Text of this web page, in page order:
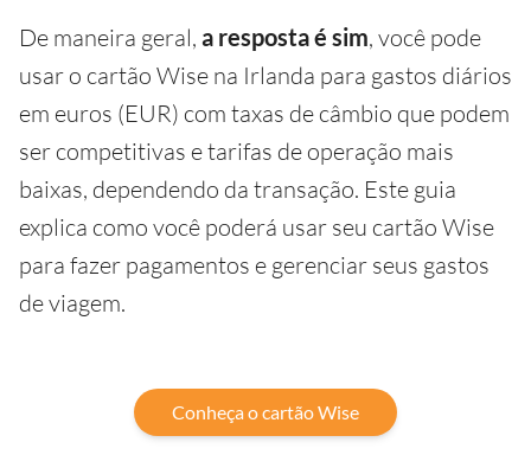
De maneira geral, a resposta é sim, você pode
usar o cartão Wise na Irlanda para gastos diários
em euros (EUR) com taxas de câmbio que podem
ser competitivas e tarifas de operação mais
baixas, dependendo da transação. Este guia
explica como você poderá usar seu cartão Wise
para fazer pagamentos e gerenciar seus gastos
de viagem.
Conheça o cartão Wise